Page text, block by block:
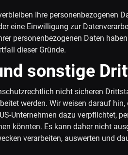
Ihre personenbezogenen
eine Einwilligung zur
personenbezogenen Daten
dieser Gründe.
sonstige
nicht sicheren
werden. Wir weisen darauf
Unternehmen dazu verpflichtet,
könnten. Es kann daher nicht
verarbeiten, auswerten und